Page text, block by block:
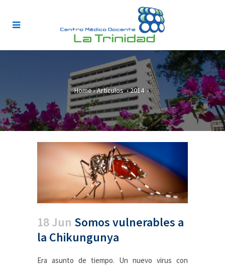
Home›Artículos›2014 ›
18 Jun Somos vulnerables a
la Chikungunya
Era asunto de tiempo. Un nuevo virus con